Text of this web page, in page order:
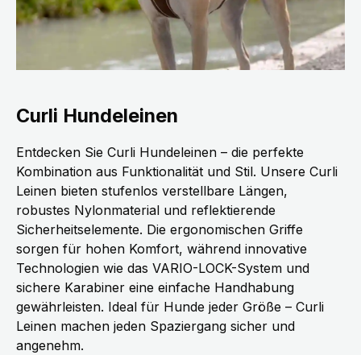
Curli Hundeleinen
Entdecken Sie Curli Hundeleinen – die perfekte
Kombination aus Funktionalität und Stil. Unsere Curli
Leinen bieten stufenlos verstellbare Längen,
robustes Nylonmaterial und reflektierende
Sicherheitselemente. Die ergonomischen Griffe
sorgen für hohen Komfort, während innovative
Technologien wie das VARIO-LOCK-System und
sichere Karabiner eine einfache Handhabung
gewährleisten. Ideal für Hunde jeder Größe – Curli
Leinen machen jeden Spaziergang sicher und
angenehm.